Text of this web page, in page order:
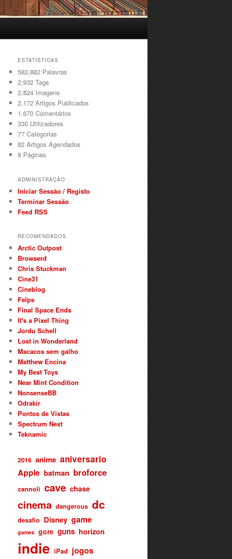
ESTATÍSTICAS
582,882 Palavras
2,932 Tags
2,824 Imagens
2,172 Artigos Publicados
1,670 Comentários
330 Utilizadores
77 Categorias
82 Artigos Agendados
8 Páginas
ADMINISTRAÇÃO
Iniciar Sessão / Registo
Terminar Sessão
Feed RSS
RECOMENDADOS
Arctic Outpost
Browserd
Chris Stuckman
Cine31
Cineblog
Felps
Final Space Ends
It's a Pixel Thing
Jordu Schell
Lost in Wonderland
Macacos sem galho
Matthew Encina
My Best Toys
Near Mint Condition
NonsenseBB
Odrakir
Pontos de Vistas
Spectrum Next
Teknamic
2016 anime aniversario
Apple batman broforce
cannoli cave chase
cinema dangerous dc
desafio Disney game
games gore guns horizon
indie iPad jogos